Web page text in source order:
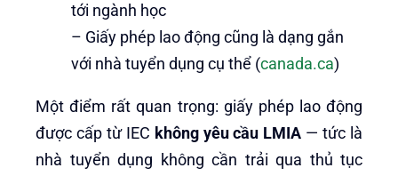
tới ngành học
– Giấy phép lao động cũng là dạng gắn
với nhà tuyển dụng cụ thể (canada.ca)
Một điểm rất quan trọng: giấy phép lao động
được cấp từ IEC không yêu cầu LMIA — tức là
nhà tuyển dụng không cần trải qua thủ tục